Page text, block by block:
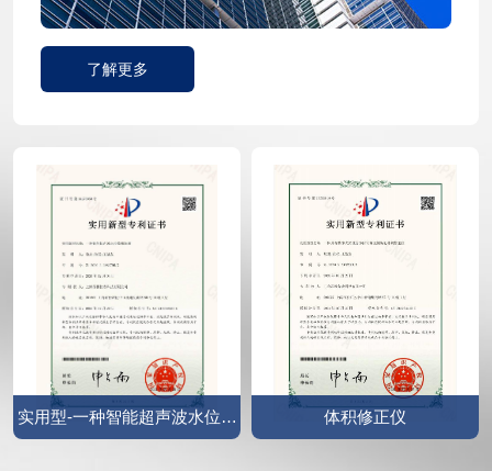
了解更多
实用型-一种智能超声波水位监 体积修正仪